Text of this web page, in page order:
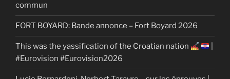
commun
FORT BOYARD: Bande annonce – Fort Boyard 2026
This was the yassification of the Croatian nation
#Eurovision #Eurovision2026